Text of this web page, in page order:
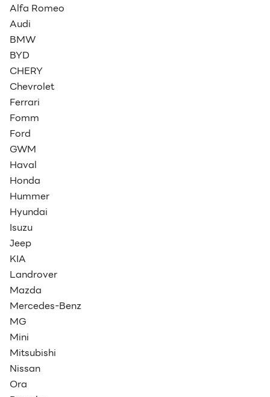
Alfa Romeo
Audi
BMW
BYD
CHERY
Chevrolet
Ferrari
Fomm
Ford
GWM
Haval
Honda
Hummer
Hyundai
Isuzu
Jeep
KIA
Landrover
Mazda
Mercedes-Benz
MG
Mini
Mitsubishi
Nissan
Ora